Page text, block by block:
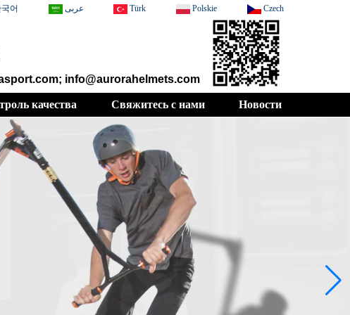
어 عربى Türk Polskie Czech
info@aurorahelmets.com
качества Свяжитесь с нами Новости